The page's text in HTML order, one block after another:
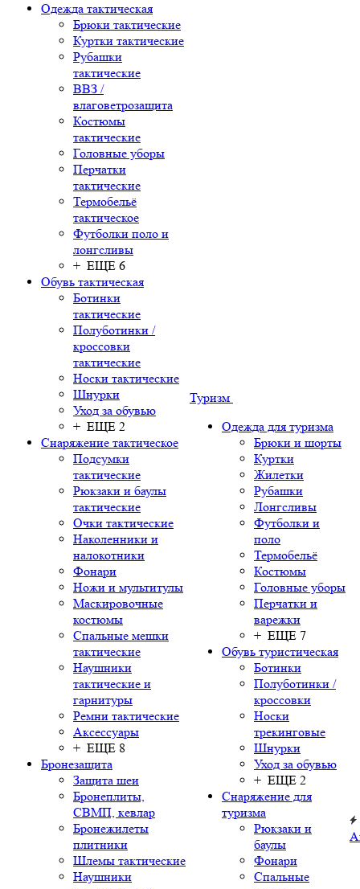
Одежда тактическая
Брюки тактические
Куртки тактические
Рубашки
тактические
ВВЗ /
влаговетрозащита
Костюмы
тактические
Головные уборы
Перчатки
тактические
Термобельё
тактическое
Футболки поло и
лонгсливы
+ ЕЩЕ 6
Обувь тактическая
Ботинки
тактические
Полуботинки /
кроссовки
тактические
Носки тактические
Шнурки
Уход за обувью
+ ЕЩЕ 2
Снаряжение тактическое
Подсумки
тактические
Рюкзаки и баулы
тактические
Очки тактические
Наколенники и
налокотники
Фонари
Ножи и мультитулы
Маскировочные
костюмы
Спальные мешки
тактические
Наушники
тактические и
гарнитуры
Ремни тактические
Аксессуары
+ ЕЩЕ 8
Бронезащита
Защита шеи
Бронеплиты,
СВМП, кевлар
Бронежилеты
плитники
Шлемы тактические
Наушники
Туризм
Одежда для туризма
Брюки и шорты
Куртки
Жилетки
Рубашки
Лонгсливы
Футболки и
поло
Термобельё
Костюмы
Головные уборы
Перчатки и
варежки
+ ЕЩЕ 7
Обувь туристическая
Ботинки
Полуботинки /
кроссовки
Носки
трекинговые
Шнурки
Уход за обувью
+ ЕЩЕ 2
Снаряжение для
туризма
Рюкзаки и
баулы
Фонари
Спальные